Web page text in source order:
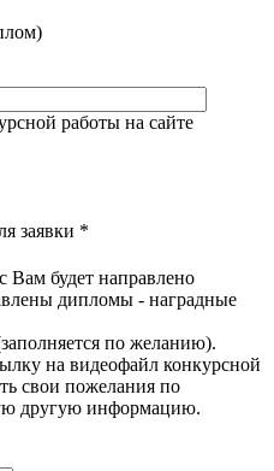
работы на сайте
заявки *
Вам будет направлено
дипломы - наградные
по желанию).
на видеофайл конкурсной
свои пожелания по
другую информацию.